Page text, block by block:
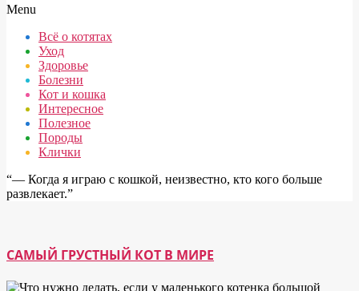
Menu
Всё о котятах
Уход
Здоровье
Болезни
Кот и кошка
Интересное
Полезное
Породы
Клички
“― Когда я играю с кошкой, неизвестно, кто кого больше
развлекает.”
САМЫЙ ГРУСТНЫЙ КОТ В МИРЕ